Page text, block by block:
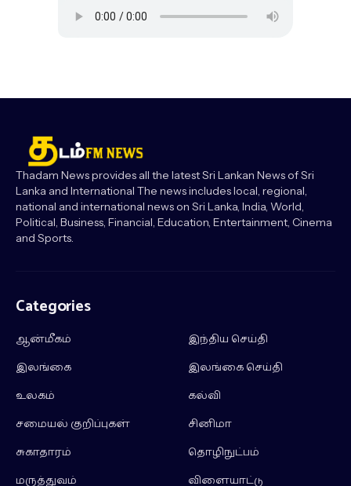
Thadam News provides all the latest Sri Lankan News of Sri
Lanka and International The news includes local, regional,
national and international news on Sri Lanka, India, World,
Political, Business, Financial, Education, Entertainment, Cinema
and Sports.
Categories
ஆன்மீகம்
இந்திய செய்தி
இலங்கை
இலங்கை செய்தி
உலகம்
கல்வி
சமையல் குறிப்புகள்
சினிமா
சுகாதாரம்
தொழிநுட்பம்
மருத்துவம்
விளையாட்டு